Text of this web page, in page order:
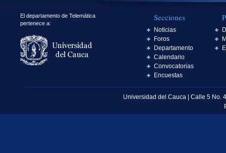
El departamento de Telemática
pertenece a:
Secciones
Noticias
Foros
Departamento
Calendario
Convocatorias
Encuestas
Universidad del Cauca | Calle 5 No.